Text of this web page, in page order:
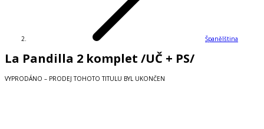
Španělština
La Pandilla 2 komplet /UČ + PS/
VYPRODÁNO – PRODEJ TOHOTO TITULU BYL UKONČEN